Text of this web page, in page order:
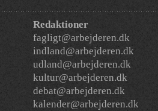
Redaktioner
fagligt@arbejderen.dk
indland@arbejderen.dk
udland@arbejderen.dk
kultur@arbejderen.dk
debat@arbejderen.dk
kalender@arbejderen.dk